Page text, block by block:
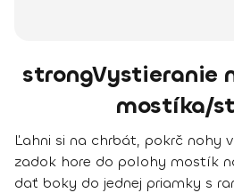
strongVystieranie
mostíka/
Ľahni si na chrbát, pokrč nohy
zadok hore do polohy mostík
dať boky do jednej priamky s